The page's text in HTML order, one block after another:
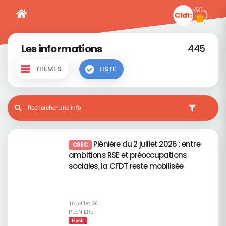
Les informations 445
THÈMES LISTE
CSEC Plénière du 2 juillet 2026 : entre
ambitions RSE et préoccupations
sociales, la CFDT reste mobilisée
16 juillet 26
PLENIERE
Flash